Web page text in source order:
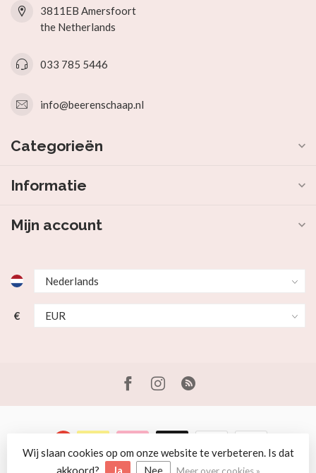
3811EB Amersfoort
the Netherlands
033 785 5446
info@beerenschaap.nl
Categorieën
Informatie
Mijn account
€
© Copyright 2026 Beer en Schaap
Wij slaan cookies op om onze website te verbeteren. Is dat
akkoord?
Ja Nee